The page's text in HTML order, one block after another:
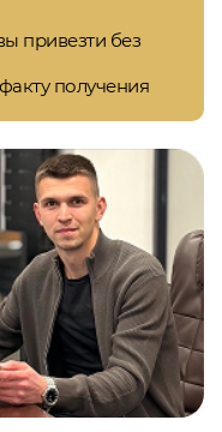
привезти без
получения